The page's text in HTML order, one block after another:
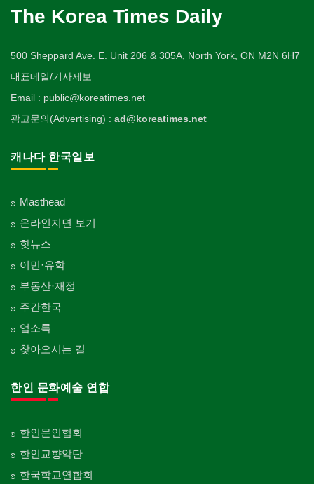
The Korea Times Daily
500 Sheppard Ave. E. Unit 206 & 305A, North York, ON M2N 6H7
대표메일/기사제보
Email : public@koreatimes.net
광고문의(Advertising) : ad@koreatimes.net
캐나다 한국일보
Masthead
온라인지면 보기
핫뉴스
이민·유학
부동산·재정
주간한국
업소록
찾아오시는 길
한인 문화예술 연합
한인문인협회
한인교향악단
한국학교연합회